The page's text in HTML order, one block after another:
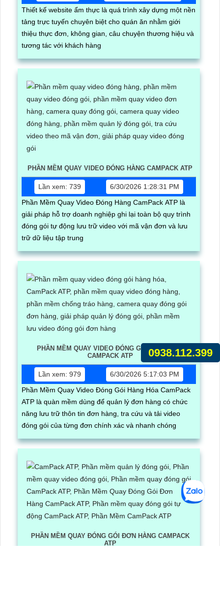
Thiết kế website ẩm thực là quá trình xây dựng một nền
tảng trực tuyến chuyên biệt cho quán ăn nhằm giới
thiệu thực đơn, không gian, câu chuyện thương hiệu và
tương tác với khách hàng
PHẦN MỀM QUAY VIDEO ĐÓNG HÀNG CAMPACK ATP
Lần xem: 739
6/30/2026 1:28:31 PM
Phần Mềm Quay Video Đóng Hàng CamPack ATP là
giải pháp hỗ trợ doanh nghiệp ghi lại toàn bộ quy trình
đóng gói tự động lưu trữ video với mã vận đơn và lưu
trữ dữ liệu tập trung
PHẦN MỀM QUAY VIDEO ĐÓNG GÓI HÀNG HÓA
CAMPACK ATP
Lần xem: 979
6/30/2026 5:17:03 PM
Phần Mềm Quay Video Đóng Gói Hàng Hóa CamPack
ATP là quàn mềm dùng để quản lý đơn hàng có chức
năng lưu trữ thôn tin đơn hàng, tra cứu và tải video
đóng gói của từng đơn chính xác và nhanh chóng
PHẦN MỀM QUAY ĐÓNG GÓI ĐƠN HÀNG CAMPACK
ATP
0938.112.399